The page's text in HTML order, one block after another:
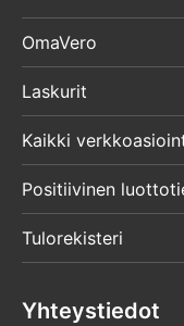
OmaVero
Laskurit
Kaikki
Positiivinen
Tulorekisteri
Yhteystiedot